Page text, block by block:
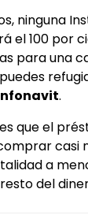
ninguna
el 100 por
para una
.
que el
casi
a
del